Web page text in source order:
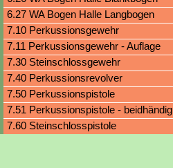
6.27 WA Bogen Halle Langbogen
7.10 Perkussionsgewehr
7.11 Perkussionsgewehr - Auflage
7.30 Steinschlossgewehr
7.40 Perkussionsrevolver
7.50 Perkussionspistole
7.51 Perkussionspistole - beidhändig
7.60 Steinschlosspistole